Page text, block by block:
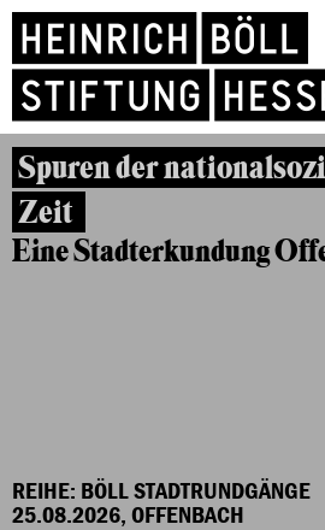
Spuren der
Zeit
Eine Stadterkundung
REIHE: BÖLL STADTRUNDGÄNGE
25.08.2026, OFFENBACH